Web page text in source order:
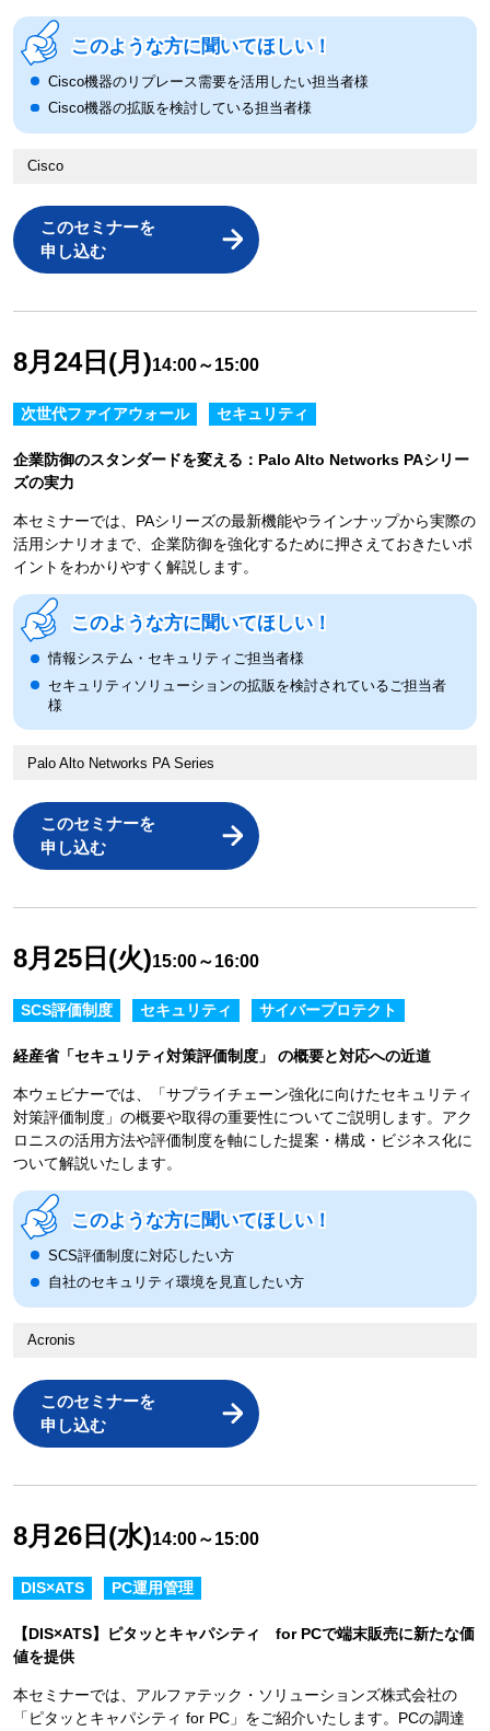
このセミナーを
申し込む
このような方に聞いてほしい！
Cisco機器のリプレース需要を活用したい担当者様
Cisco機器の拡販を検討している担当者様
Cisco
8月24日(月)14:00～15:00
このセミナーを
申し込む
次世代ファイアウォール セキュリティ
企業防御のスタンダードを変える：Palo Alto Networks PAシリー
ズの実力
本セミナーでは、PAシリーズの最新機能やラインナップから実際の
活用シナリオまで、企業防御を強化するために押さえておきたいポ
イントをわかりやすく解説します。
このような方に聞いてほしい！
情報システム・セキュリティご担当者様
セキュリティソリューションの拡販を検討されているご担当者
様
Palo Alto Networks PA Series
8月25日(火)15:00～16:00
このセミナーを
申し込む
SCS評価制度 セキュリティ サイバープロテクト
経産省「セキュリティ対策評価制度」 の概要と対応への近道
本ウェビナーでは、「サプライチェーン強化に向けたセキュリティ
対策評価制度」の概要や取得の重要性についてご説明します。アク
ロニスの活用方法や評価制度を軸にした提案・構成・ビジネス化に
ついて解説いたします。
このような方に聞いてほしい！
SCS評価制度に対応したい方
自社のセキュリティ環境を見直したい方
Acronis
8月26日(水)14:00～15:00
DIS×ATS PC運用管理
【DIS×ATS】ピタッとキャパシティ for PCで端末販売に新たな価
値を提供
本セミナーでは、アルファテック・ソリューションズ株式会社の
「ピタッとキャパシティ for PC」をご紹介いたします。PCの調達